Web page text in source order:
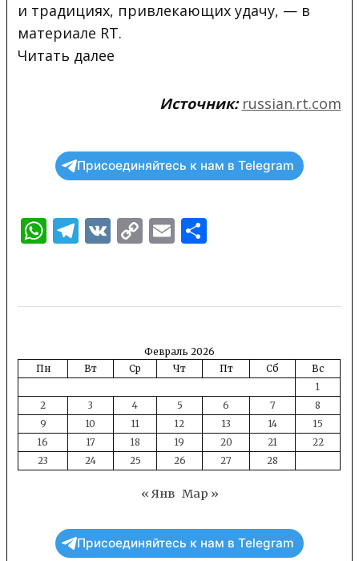
и традициях, привлекающих удачу, — в
материале RT.
Читать далее
Источник: russian.rt.com
Присоединяйтесь к нам в Telegram
WhatsApp
Telegram
VKCopyEmail
Февраль 2026
Пн
Вт Ср Чт Пт Сб
Вс
1
2
3 4 5 6 7
8
9
10 11 12 13 14
15
16
17 18 19 20 21
22
23
24 25 26 27 28
« Янв Мар »
Присоединяйтесь к нам в Telegram